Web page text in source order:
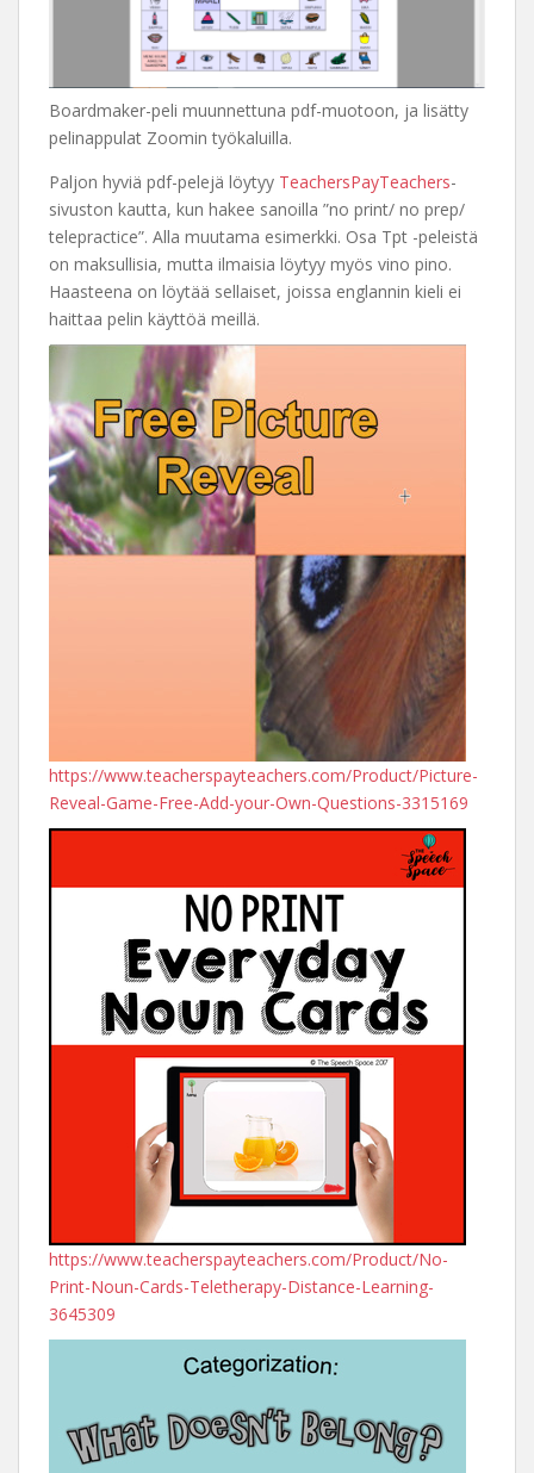
Boardmaker-peli muunnettuna pdf-muotoon, ja lisätty
pelinappulat Zoomin työkaluilla.
Paljon hyviä pdf-pelejä löytyy TeachersPayTeachers-
sivuston kautta, kun hakee sanoilla ”no print/ no prep/
telepractice”. Alla muutama esimerkki. Osa Tpt -peleistä
on maksullisia, mutta ilmaisia löytyy myös vino pino.
Haasteena on löytää sellaiset, joissa englannin kieli ei
haittaa pelin käyttöä meillä.
https://www.teacherspayteachers.com/Product/Picture-
Reveal-Game-Free-Add-your-Own-Questions-3315169
https://www.teacherspayteachers.com/Product/No-
Print-Noun-Cards-Teletherapy-Distance-Learning-
3645309